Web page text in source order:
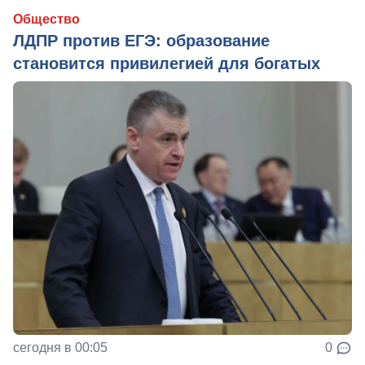
Общество
ЛДПР против ЕГЭ: образование
становится привилегией для богатых
сегодня в 00:05 0